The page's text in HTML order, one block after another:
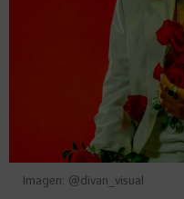
Imagen: @divan_visual